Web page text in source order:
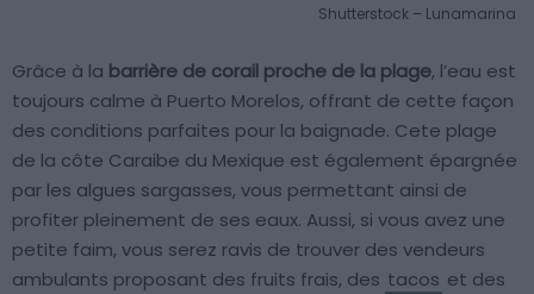
Shutterstock – Lunamarina
Grâce à la barrière de corail proche de la plage, l’eau est
toujours calme à Puerto Morelos, offrant de cette façon
des conditions parfaites pour la baignade. Cete plage
de la côte Caraibe du Mexique est également épargnée
par les algues sargasses, vous permettant ainsi de
profiter pleinement de ses eaux. Aussi, si vous avez une
petite faim, vous serez ravis de trouver des vendeurs
ambulants proposant des fruits frais, des tacos et des